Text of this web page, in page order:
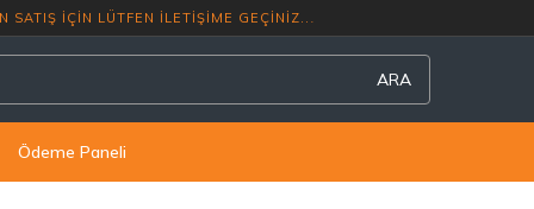
TOPTAN SATIŞ İÇİN LÜTFEN
ARA
Ödeme Paneli